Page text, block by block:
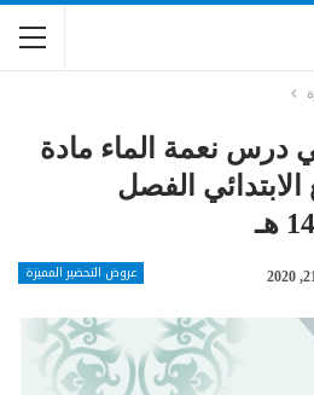
درس نعمة الماء مادة
الابتدائي الفصل
عروض التحضير المميزة